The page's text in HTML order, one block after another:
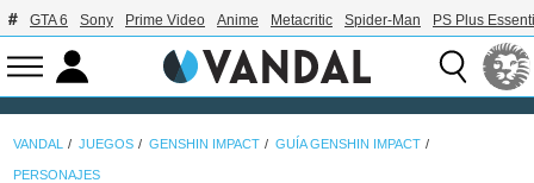
GTA 6 Sony Prime Video Anime Metacritic Spider-Man PS Plus
VANDAL JUEGOS GENSHIN IMPACT GUÍA GENSHIN IMPACT
PERSONAJES